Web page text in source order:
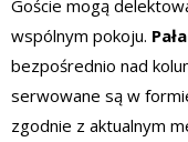
Goście mogą
wspólnym pokoju.
bezpośrednio nad
serwowane są w
zgodnie z aktualnym